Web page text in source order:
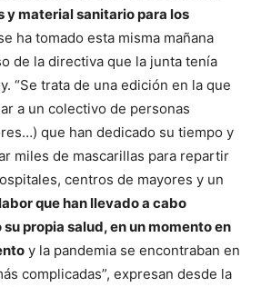
material sanitario para los
ha tomado esta misma mañana
de la directiva que la junta tenía
“Se trata de una edición en la que
a un colectivo de personas
que han dedicado su tiempo y
miles de mascarillas para repartir
centros de mayores y un
que han llevado a cabo
propia salud, en un momento en
y la pandemia se encontraban en
complicadas”, expresan desde la